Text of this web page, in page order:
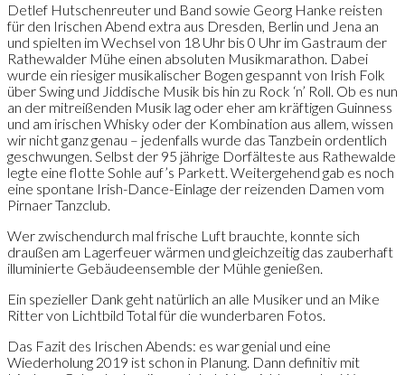
Detlef Hutschenreuter und Band sowie Georg Hanke reisten
für den Irischen Abend extra aus Dresden, Berlin und Jena an
und spielten im Wechsel von 18 Uhr bis 0 Uhr im Gastraum der
Rathewalder Mühe einen absoluten Musikmarathon. Dabei
wurde ein riesiger musikalischer Bogen gespannt von Irish Folk
über Swing und Jiddische Musik bis hin zu Rock ‘n’ Roll. Ob es nun
an der mitreißenden Musik lag oder eher am kräftigen Guinness
und am irischen Whisky oder der Kombination aus allem, wissen
wir nicht ganz genau – jedenfalls wurde das Tanzbein ordentlich
geschwungen. Selbst der 95 jährige Dorfälteste aus Rathewalde
legte eine flotte Sohle auf’s Parkett. Weitergehend gab es noch
eine spontane Irish-Dance-Einlage der reizenden Damen vom
Pirnaer Tanzclub.
Wer zwischendurch mal frische Luft brauchte, konnte sich
draußen am Lagerfeuer wärmen und gleichzeitig das zauberhaft
illuminierte Gebäudeensemble der Mühle genießen.
Ein spezieller Dank geht natürlich an alle Musiker und an Mike
Ritter von Lichtbild Total für die wunderbaren Fotos.
Das Fazit des Irischen Abends: es war genial und eine
Wiederholung 2019 ist schon in Planung. Dann definitiv mit